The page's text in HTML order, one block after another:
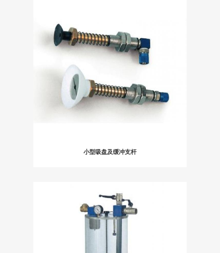
小型吸盘及缓冲支杆